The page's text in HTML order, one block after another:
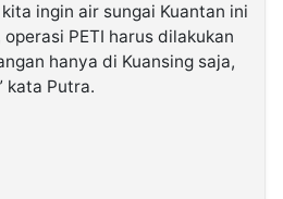
ingin air sungai Kuantan ini
PETI harus dilakukan
hanya di Kuansing saja,
kata Putra.